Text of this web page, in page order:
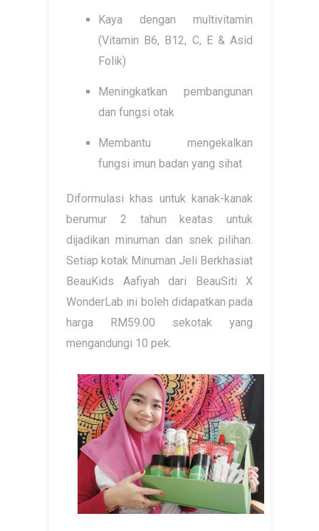
Kaya dengan multivitamin
(Vitamin B6, B12, C, E & Asid
Folik)
Meningkatkan pembangunan
dan fungsi otak
Membantu mengekalkan
fungsi imun badan yang sihat
Diformulasi khas untuk kanak-kanak
berumur 2 tahun keatas untuk
dijadikan minuman dan snek pilihan.
Setiap kotak Minuman Jeli Berkhasiat
BeauKids Aafiyah dari BeauSiti X
WonderLab ini boleh didapatkan pada
harga RM59.00 sekotak yang
mengandungi 10 pek.